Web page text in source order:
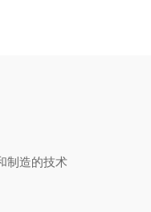
制造的技术